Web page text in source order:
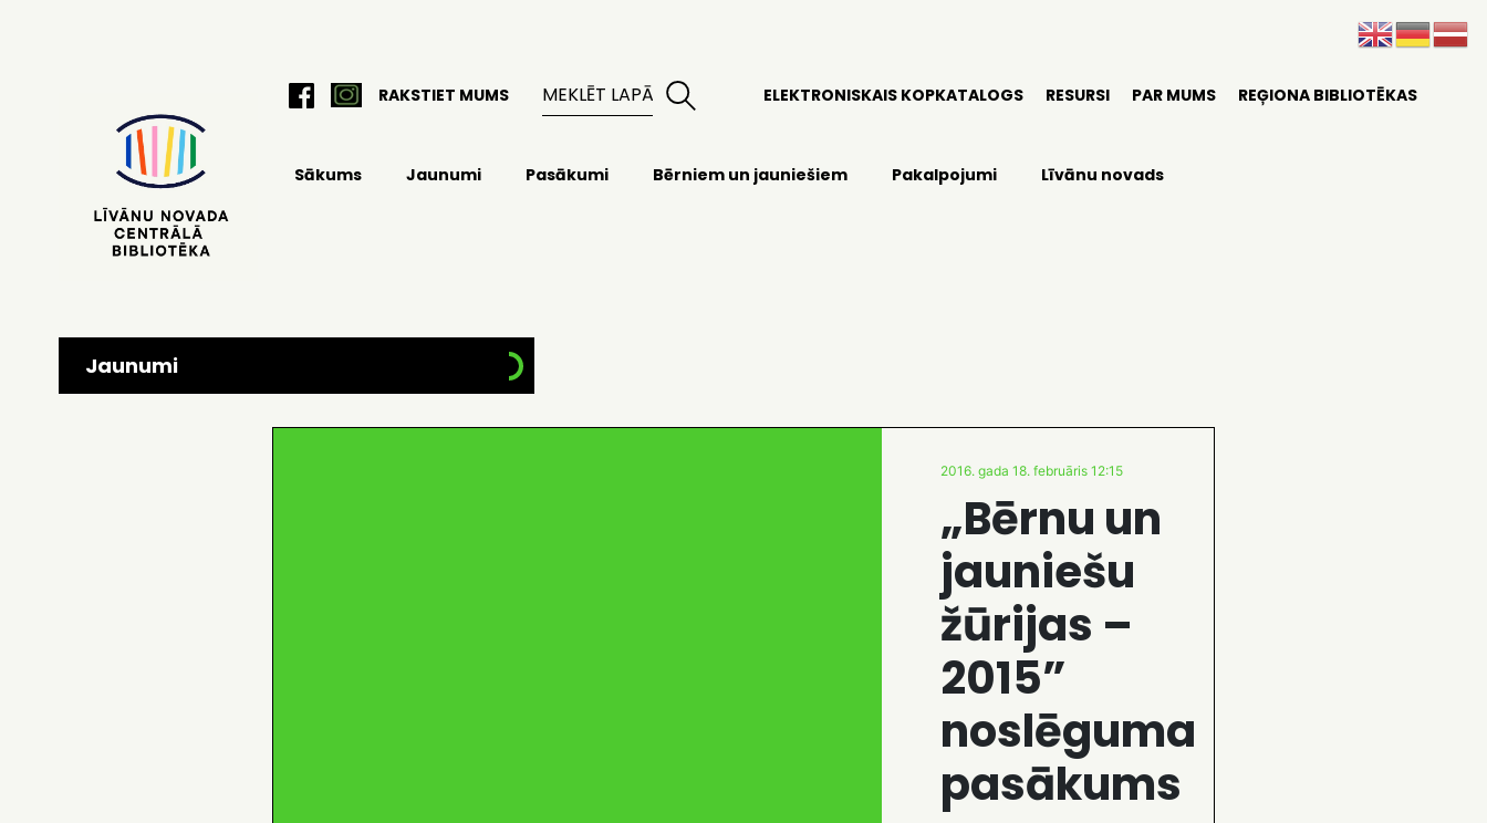
RAKSTIET MUMS ELEKTRONISKAIS KOPKATALOGS RESURSI PAR MUMS REĢIONA BIBLIOTĒKAS
Sākums Jaunumi Pasākumi Bērniem un jauniešiem Pakalpojumi Līvānu novads
Jaunumi
2016. gada 18. februāris 12:15
„Bērnu un
jauniešu
žūrijas –
2015”
noslēguma
pasākums